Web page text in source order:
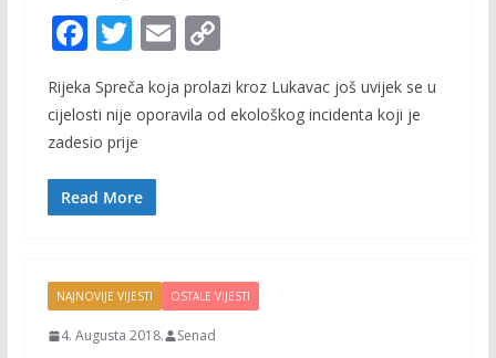
F
e
b
o
o
T
w
itt
er
E
m
ai
C
o
p
Rijeka Spreča koja prolazi kroz Lukavac još uvijek se u
cijelosti nije oporavila od ekološkog incidenta koji je
zadesio prije
Read More
NAJNOVIJE VIJESTI OSTALE VIJESTI
4. Augusta 2018. Senad